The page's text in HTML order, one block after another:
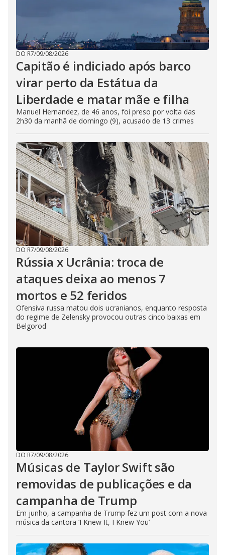
DO R7/09/08/2026
Capitão é indiciado após barco
virar perto da Estátua da
Liberdade e matar mãe e filha
Manuel Hernandez, de 46 anos, foi preso por volta das
2h30 da manhã de domingo (9), acusado de 13 crimes
DO R7/09/08/2026
Rússia x Ucrânia: troca de
ataques deixa ao menos 7
mortos e 52 feridos
Ofensiva russa matou dois ucranianos, enquanto resposta
do regime de Zelensky provocou outras cinco baixas em
Belgorod
DO R7/09/08/2026
Músicas de Taylor Swift são
removidas de publicações e da
campanha de Trump
Em junho, a campanha de Trump fez um post com a nova
música da cantora ‘I Knew It, I Knew You’